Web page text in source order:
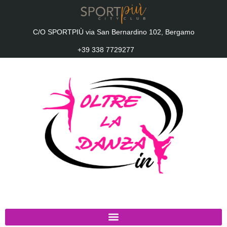
C/O SPORTPIÙ via San Bernardino 102, Bergamo
+39 338 7729277